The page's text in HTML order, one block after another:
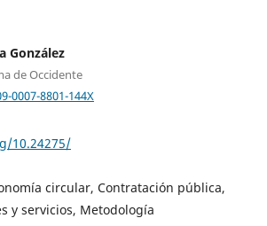
González
de Occidente
8801-144X
10.24275/
circular, Contratación pública,
y servicios, Metodología